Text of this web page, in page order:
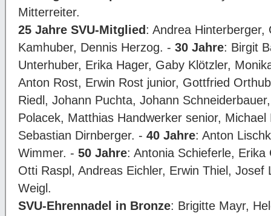
Mitterreiter.
25 Jahre SVU-Mitglied : Andrea Hinterberger,
Kamhuber, Dennis Herzog. - 30 Jahre: Birgit
Unterhuber, Erika Hager, Gaby Klötzler,
Anton Rost, Erwin Rost junior, Gottfried
Riedl, Johann Puchta, Johann
Polacek, Matthias Handwerker senior,
Sebastian Dirnberger. - 40 Jahre: Anton
Wimmer. - 50 Jahre: Antonia Schieferle,
Otti Raspl, Andreas Eichler, Erwin Thiel,
Weigl.
SVU-Ehrennadel in Bronze: Brigitte Mayr,